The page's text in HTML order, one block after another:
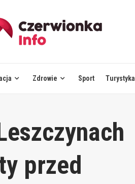
Zdrowie Sport Turystyka
przed